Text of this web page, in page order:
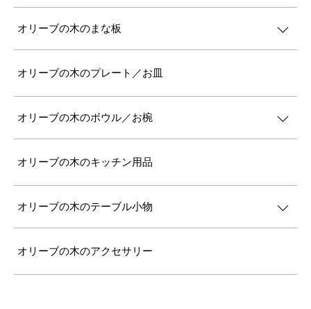
オリーブの木のまな板
オリーブの木のプレート／お皿
オリーブの木のボウル／お椀
オリーブの木のキッチン用品
オリーブの木のテーブル小物
オリーブの木のアクセサリー